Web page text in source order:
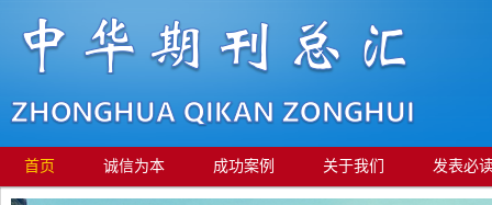
首页 诚信为本 成功案例 关于我们 发表必